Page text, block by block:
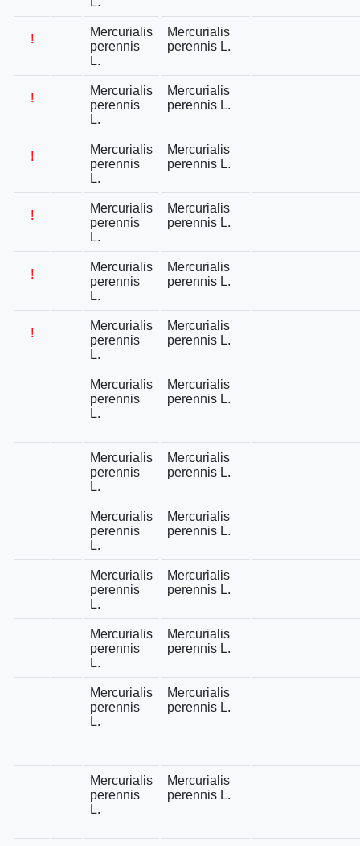
!
Mercurialis
perennis
L.
Mercurialis
perennis L.
!
Mercurialis
perennis
L.
Mercurialis
perennis L.
!
Mercurialis
perennis
L.
Mercurialis
perennis L.
!
Mercurialis
perennis
L.
Mercurialis
perennis L.
!
Mercurialis
perennis
L.
Mercurialis
perennis L.
!
Mercurialis
perennis
L.
Mercurialis
perennis L.
Mercurialis
perennis
L.
Mercurialis
perennis L.
Mercurialis
perennis
L.
Mercurialis
perennis L.
Mercurialis
perennis
L.
Mercurialis
perennis L.
Mercurialis
perennis
L.
Mercurialis
perennis L.
Mercurialis
perennis
L.
Mercurialis
perennis L.
Mercurialis
perennis
L.
Mercurialis
perennis L.
Mercurialis
perennis
L.
Mercurialis
perennis L.